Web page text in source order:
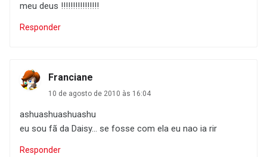
meu deus !!!!!!!!!!!!!!!!
Responder
Franciane
10 de agosto de 2010 às 16:04
ashuashuashuashu
eu sou fã da Daisy... se fosse com ela eu nao ia rir
Responder